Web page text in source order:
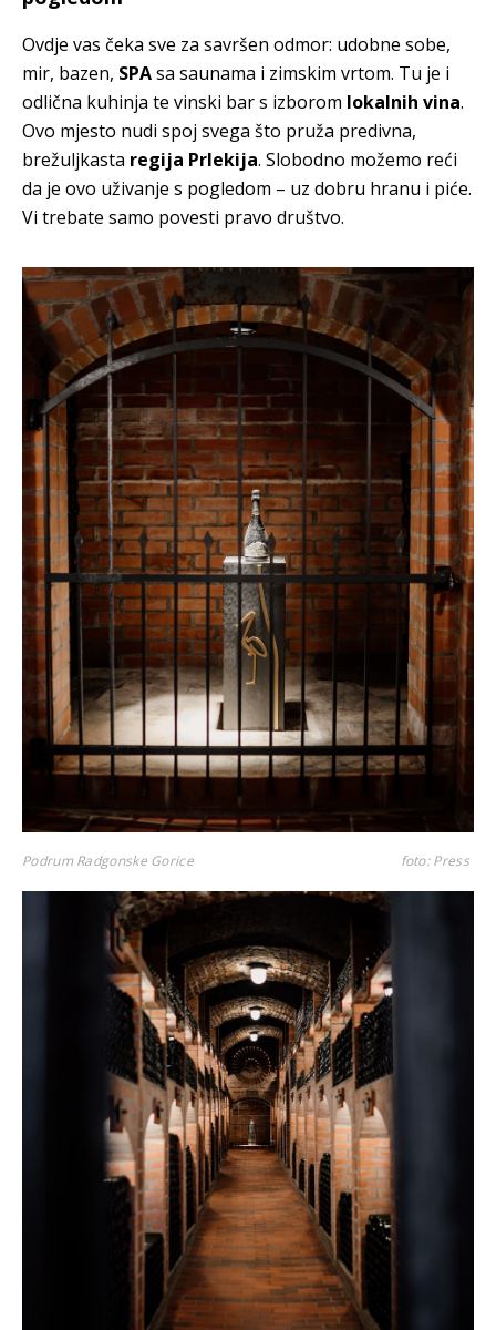
Ovdje vas čeka sve za savršen odmor: udobne sobe,
mir, bazen, SPAsa saunama i zimskim vrtom. Tu je i
odlična kuhinja te vinski bar s izborom lokalnih vina.
Ovo mjesto nudi spoj svega što pruža predivna,
brežuljkasta regija Prlekija. Slobodno možemo reći
da je ovo uživanje s pogledom – uz dobru hranu i piće.
Vi trebate samo povesti pravo društvo.
Podrum Radgonske Gorice foto: Press